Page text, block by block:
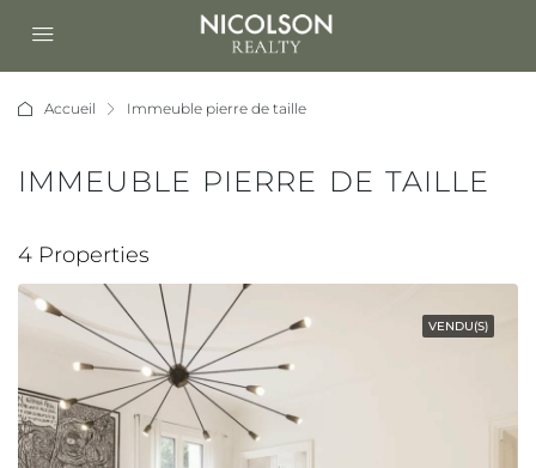
Accueil Immeuble pierre de taille
IMMEUBLE PIERRE DE TAILLE
4 Properties
VENDU(S)